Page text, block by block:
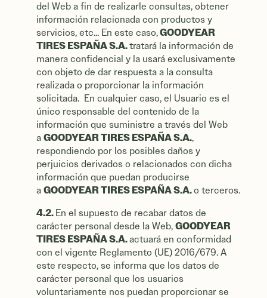
del Web a fin de realizarle consultas, obtener
información relacionada con productos y
servicios, etc... En este caso,GOODYEAR
TIRES ESPAÑA S.A.tratará la información de
manera confidencial y la usará exclusivamente
con objeto de dar respuesta a la consulta
realizada o proporcionar la información
solicitada. En cualquier caso, el Usuario es el
único responsable del contenido de la
información que suministre a través del Web
a GOODYEAR TIRES ESPAÑA S.A.,
respondiendo por los posibles daños y
perjuicios derivados o relacionados con dicha
información que puedan producirse
a GOODYEAR TIRES ESPAÑA S.A.o terceros.
4.2. En el supuesto de recabar datos de
carácter personal desde la Web, GOODYEAR
TIRES ESPAÑA S.A.actuará en conformidad
con el vigente Reglamento (UE) 2016/679. A
este respecto, se informa que los datos de
carácter personal que los usuarios
voluntariamente nos puedan proporcionar se